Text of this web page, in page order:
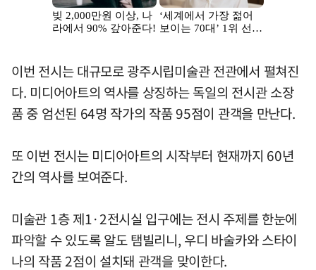
이번 전시는 대규모로 광주시립미술관 전관에서 펼쳐진
다. 미디어아트의 역사를 상징하는 독일의 전시관 소장
품 중 엄선된 64명 작가의 작품 95점이 관객을 만난다.
또 이번 전시는 미디어아트의 시작부터 현재까지 60년
간의 역사를 보여준다.
미술관 1층 제1·2전시실 입구에는 전시 주제를 한눈에
파악할 수 있도록 알도 탬빌리니, 우디 바술카와 스타이
나의 작품 2점이 설치돼 관객을 맞이한다.